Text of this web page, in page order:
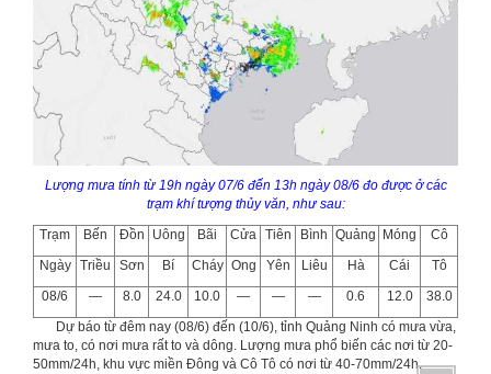
Lượng mưa tính từ 19h ngày 07/6 đến 13h ngày 08/6 đo được ở các
trạm khí tượng thủy văn, như sau:
Trạm
Bến Đồn Uông Bãi Cửa Tiên Bình Quảng Móng
Cô
Ngày
Triều Sơn Bí Cháy Ong Yên Liêu Hà Cái
Tô
08/6
— 8.0 24.0 10.0 — — — 0.6 12.0
38.0
Dự báo từ đêm nay (08/6) đến (10/6), tỉnh Quảng Ninh có mưa vừa,
mưa to, có nơi mưa rất to và dông. Lượng mưa phổ biến các nơi từ 20-
50mm/24h, khu vực miền Đông và Cô Tô có nơi từ 40-70mm/24h.